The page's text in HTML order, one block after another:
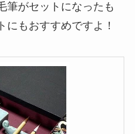
筆がセットになったも
にもおすすめですよ！